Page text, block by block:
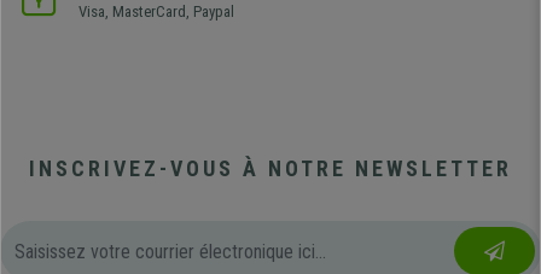
Visa, MasterCard, Paypal
INSCRIVEZ-VOUS À NOTRE NEWSLETTER